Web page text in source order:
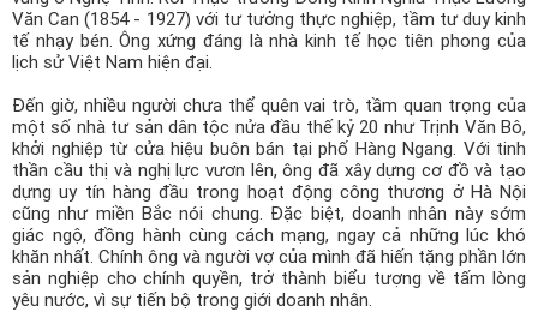
Văn Can (1854 - 1927) với tư tưởng thực nghiệp, tầm tư duy kinh
tế nhạy bén. Ông xứng đáng là nhà kinh tế học tiên phong của
lịch sử Việt Nam hiện đại.
Đến giờ, nhiều người chưa thể quên vai trò, tầm quan trọng của
một số nhà tư sản dân tộc nửa đầu thế kỷ 20 như Trịnh Văn Bô,
khởi nghiệp từ cửa hiệu buôn bán tại phố Hàng Ngang. Với tinh
thần cầu thị và nghị lực vươn lên, ông đã xây dựng cơ đồ và tạo
dựng uy tín hàng đầu trong hoạt động công thương ở Hà Nội
cũng như miền Bắc nói chung. Đặc biệt, doanh nhân này sớm
giác ngộ, đồng hành cùng cách mạng, ngay cả những lúc khó
khăn nhất. Chính ông và người vợ của mình đã hiến tặng phần lớn
sản nghiệp cho chính quyền, trở thành biểu tượng về tấm lòng
yêu nước, vì sự tiến bộ trong giới doanh nhân.